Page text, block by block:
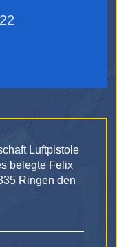
Luftpistole
belegte Felix
Ringen den